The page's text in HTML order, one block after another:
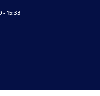
- 15:33